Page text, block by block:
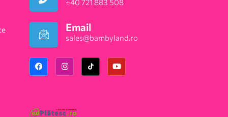
+40 721 883 508
Email
sales@bambyland.ro​